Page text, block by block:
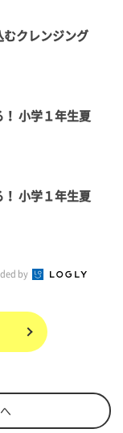
クレンジング
小学１年生夏
小学１年生夏
by